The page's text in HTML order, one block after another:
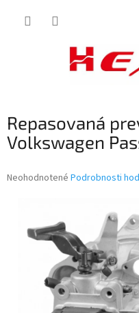
Repasovaná
Volkswagen
Priemerné
hviezdičiek.
Neohodnotené Podrobnosti